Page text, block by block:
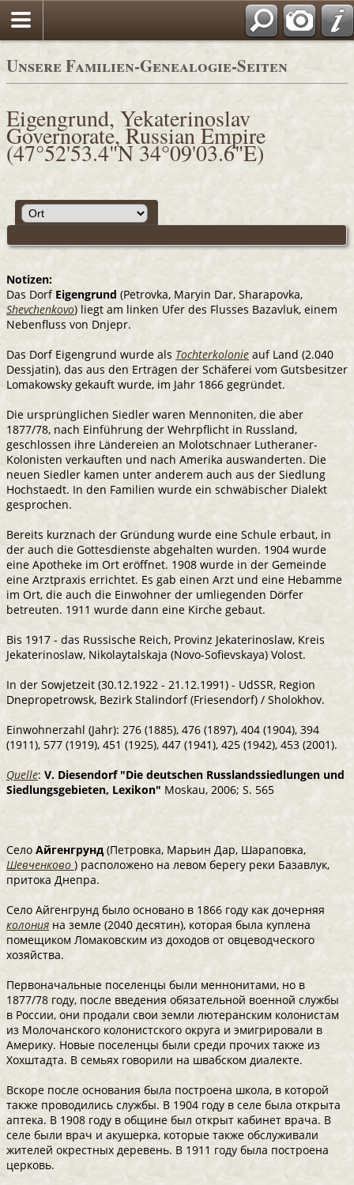
Unsere Familien-Genealogie-Seiten
Eigengrund, Yekaterinoslav
Governorate, Russian Empire
(47°52'53.4"N 34°09'03.6"E)
Notizen:
Das Dorf Eigengrund (Petrovka, Maryin Dar, Sharapovka,
Shevchenkovo) liegt am linken Ufer des Flusses Bazavluk, einem
Nebenfluss von Dnjepr.
Das Dorf Eigengrund wurde als Tochterkolonie auf Land (2.040
Dessjatin), das aus den Erträgen der Schäferei vom Gutsbesitzer
Lomakowsky gekauft wurde, im Jahr 1866 gegründet.
Die ursprünglichen Siedler waren Mennoniten, die aber
1877/78, nach Einführung der Wehrpflicht in Russland,
geschlossen ihre Ländereien an Molotschnaer Lutheraner-
Kolonisten verkauften und nach Amerika auswanderten. Die
neuen Siedler kamen unter anderem auch aus der Siedlung
Hochstaedt. In den Familien wurde ein schwäbischer Dialekt
gesprochen.
Bereits kurznach der Gründung wurde eine Schule erbaut, in
der auch die Gottesdienste abgehalten wurden. 1904 wurde
eine Apotheke im Ort eröffnet. 1908 wurde in der Gemeinde
eine Arztpraxis errichtet. Es gab einen Arzt und eine Hebamme
im Ort, die auch die Einwohner der umliegenden Dörfer
betreuten. 1911 wurde dann eine Kirche gebaut.
Bis 1917 - das Russische Reich, Provinz Jekaterinoslaw, Kreis
Jekaterinoslaw, Nikolaytalskaja (Novo-Sofievskaya) Volost.
In der Sowjetzeit (30.12.1922 - 21.12.1991) - UdSSR, Region
Dnepropetrowsk, Bezirk Stalindorf (Friesendorf) / Sholokhov.
Einwohnerzahl (Jahr): 276 (1885), 476 (1897), 404 (1904), 394
(1911), 577 (1919), 451 (1925), 447 (1941), 425 (1942), 453 (2001).
Quelle: V. Diesendorf "Die deutschen Russlandssiedlungen und
Siedlungsgebieten, Lexikon" Мoskau, 2006; S. 565
Село Айгенгрунд (Петровка, Марьин Дар, Шараповка,
Шевченково ) расположено на левом берегу реки Базавлук,
притока Днепра.
Село Айгенгрунд было основано в 1866 году как дочерняя
колония на земле (2040 десятин), которая была куплена
помещиком Ломаковским из доходов от овцеводческого
хозяйства.
Первоначальные поселенцы были меннонитами, но в
1877/78 году, после введения обязательной военной службы
в России, они продали свои земли лютеранским колонистам
из Молочанского колонистского округа и эмигрировали в
Америку. Новые поселенцы были среди прочих также из
Хохштадта. В семьях говорили на швабском диалекте.
Вскоре после основания была построена школа, в которой
также проводились службы. В 1904 году в селе была открыта
аптека. В 1908 году в общине был открыт кабинет врача. В
селе были врач и акушерка, которые также обслуживали
жителей окрестных деревень. В 1911 году была построена
церковь.